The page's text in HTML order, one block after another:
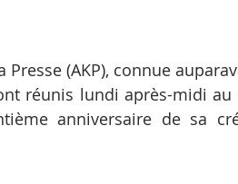
(AKP), connue
réunis lundi après-midi au
anniversaire de sa